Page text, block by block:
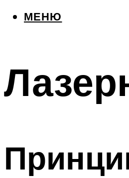
МЕНЮ